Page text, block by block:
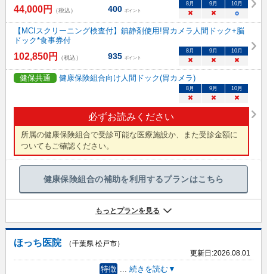
44,000円 （税込） 400 ポイント
8月 9月 10月
× × ○
【MCIスクリーニング検査付】鎮静剤使用!胃カメラ人間ドック+脳
ドック*食事券付
102,850円 （税込） 935 ポイント
8月 9月 10月
× × ×
健保共通 健康保険組合向け人間ドック(胃カメラ)
必ずお読みください
所属の健康保険組合で受診可能な医療施設か、また受診金額に
ついてもご確認ください。
8月 9月 10月
× × ×
健康保険組合の補助を利用するプランはこちら
もっとプランを見る
ほっち医院
（千葉県 松戸市）
更新日:2026.08.01
特徴 続きを読む▼